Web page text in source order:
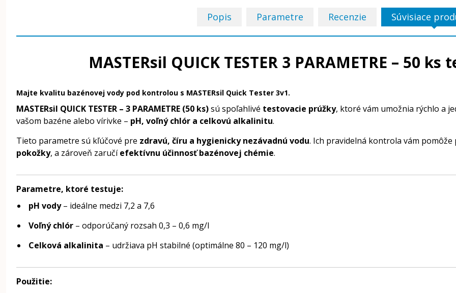
Popis Parametre Recenzie Súvisiace
MASTERsil QUICK TESTER 3 PARAMETRE – 50
Majte kvalitu bazénovej vody pod kontrolou s MASTERsil Quick Tester 3v1.
MASTERsil QUICK TESTER – 3 PARAMETRE (50 ks)sú spoľahlivé testovacie prúžky, ktoré vám umožnia rýchlo a
vašom bazéne alebo vírivke – pH, voľný chlór a celkovú alkalinitu.
Tieto parametre sú kľúčové pre zdravú, číru a hygienicky nezávadnú vodu. Ich pravidelná kontrola vám
pokožky, a zároveň zaručíefektívnu účinnosť bazénovej chémie.
Parametre, ktoré testuje:
pH vody– ideálne medzi 7,2 a 7,6
Voľný chlór – odporúčaný rozsah 0,3 – 0,6 mg/l
Celková alkalinita – udržiava pH stabilné (optimálne 80 – 120 mg/l)
Použitie: